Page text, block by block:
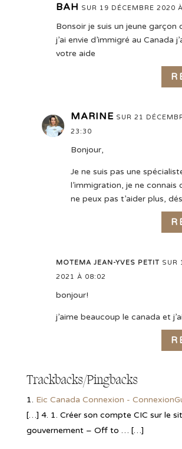
BAH SUR 19 DÉCEMBRE 2020
Bonsoir je suis un jeune garçon
j’ai envie d’immigré au Canada
votre aide
MARINE SUR 21
23:30
Bonjour,
Je ne suis pas une
l’immigration, je ne connais
ne peux pas t’aider plus,
MOTEMA JEAN-YVES PETIT SUR
2021 À 08:02
bonjour!
j’aime beaucoup le canada et
Trackbacks/Pingbacks
Eic Canada Connexion -
[…] 4. 1. Créer son compte CIC sur le
gouvernement – Off to … […]